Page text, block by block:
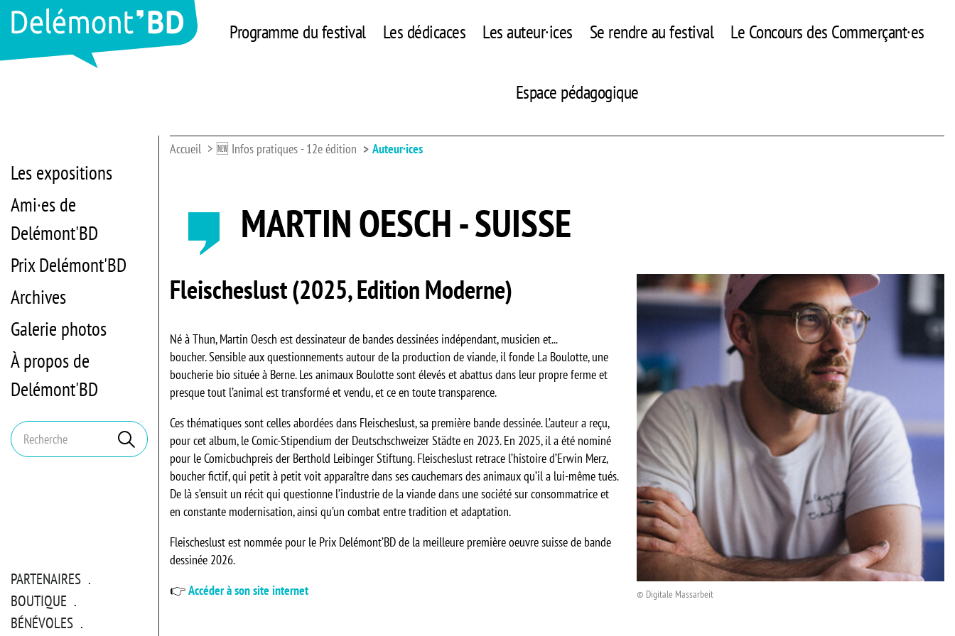
Programme du festival Les dédicaces Les auteur·ices Se rendre au festival Le Concours des Commerçant·es
Espace pédagogique
Les expositions
Ami·es de
Delémont'BD
Prix Delémont'BD
Archives
Galerie photos
À propos de
Delémont'BD
Mots
clés
Rechercher
PARTENAIRES
BOUTIQUE
BÉNÉVOLES
Accueil 🆕 Infos pratiques - 12e édition Auteur·ices
MARTIN OESCH - SUISSE
© Digitale Massarbeit
Fleischeslust (2025, Edition Moderne)
Né à Thun, Martin Oesch est dessinateur de bandes dessinées indépendant, musicien et...
boucher. Sensible aux questionnements autour de la production de viande, il fonde La Boulotte, une
boucherie bio située à Berne. Les animaux Boulotte sont élevés et abattus dans leur propre ferme et
presque tout l’animal est transformé et vendu, et ce en toute transparence.
Ces thématiques sont celles abordées dans Fleischeslust, sa première bande dessinée. L’auteur a reçu,
pour cet album, le Comic-Stipendium der Deutschschweizer Städte en 2023. En 2025, il a été nominé
pour le Comicbuchpreis der Berthold Leibinger Stiftung. Fleischeslust retrace l’histoire d’Erwin Merz,
boucher fictif, qui petit à petit voit apparaître dans ses cauchemars des animaux qu’il a lui-même tués.
De là s’ensuit un récit qui questionne l’industrie de la viande dans une société sur consommatrice et
en constante modernisation, ainsi qu’un combat entre tradition et adaptation.
Fleischeslust est nommée pour le Prix Delémont’BD de la meilleure première oeuvre suisse de bande
dessinée 2026.
👉Accéder à son site internet